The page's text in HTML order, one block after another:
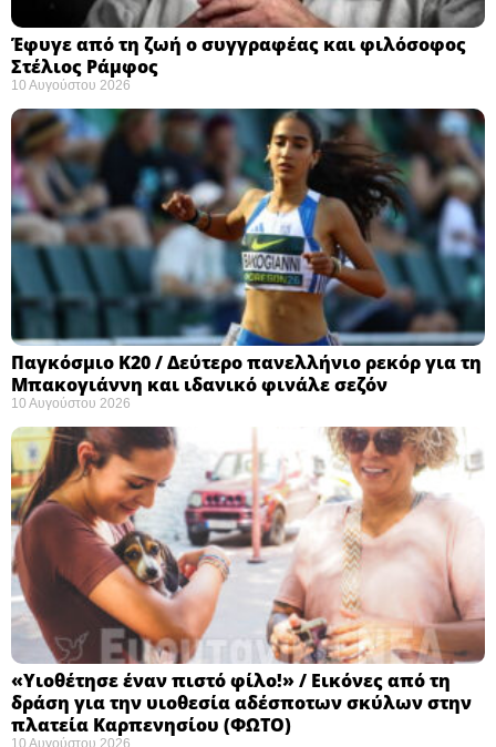
Έφυγε από τη ζωή ο συγγραφέας και φιλόσοφος
Στέλιος Ράμφος
10 Αυγούστου 2026
Παγκόσμιο Κ20 / Δεύτερο πανελλήνιο ρεκόρ για τη
Μπακογιάννη και ιδανικό φινάλε σεζόν
10 Αυγούστου 2026
«Υιοθέτησε έναν πιστό φίλο!» / Εικόνες από τη
δράση για την υιοθεσία αδέσποτων σκύλων στην
πλατεία Καρπενησίου (ΦΩΤΟ)
10 Αυγούστου 2026